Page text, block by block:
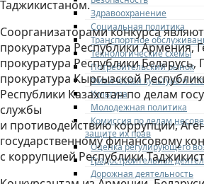
Здравоохранение
Социальная политика
Транспортное
Технологические схемы
Потребительский рынок
Физическая культура и
Культура
Молодежная политика
Комиссия по делам
защите их прав
Оценка регулирующего
Градостроительная
Дорожная деятельность
Таджикистаном.
Соорганизаторами конкурса
прокуратура Республики Армения,
прокуратура Республики Беларусь,
прокуратура Кыргызской
Республики Казахстан по делам
службы
и противодействию коррупции,
государственному финансовому
с коррупцией Республики